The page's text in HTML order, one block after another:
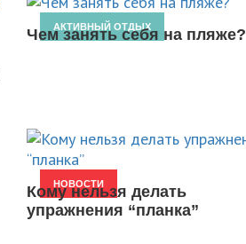
АКТИВНЫЙ ОТДЫХ
Чем занять себя на пляже?
НОВОСТИ
Кому нельзя делать
упражнения “планка”